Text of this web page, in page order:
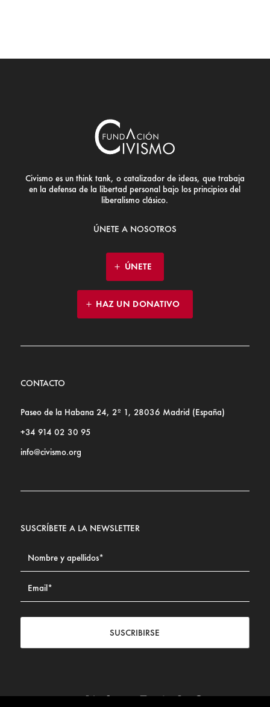
Civismo es un think tank, o catalizador de ideas, que trabaja
en la defensa de la libertad personal bajo los principios del
liberalismo clásico.
ÚNETE A NOSOTROS
ÚNETE
HAZ UN DONATIVO
CONTACTO
Paseo de la Habana 24, 2º 1, 28036 Madrid (España)
+34 914 02 30 95
info@civismo.org
SUSCRÍBETE A LA NEWSLETTER
SUSCRIBIRSE